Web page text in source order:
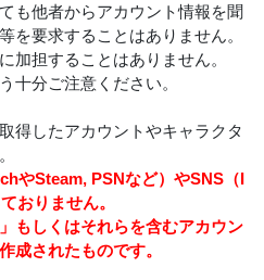
も他者からアカウント情報を聞
を要求することはありません。
加担することはありません。
十分ご注意ください。
得したアカウントやキャラクタ
やSteam, PSNなど）やSNS（I
おりません。
もしくはそれらを含むアカウン
成されたものです。